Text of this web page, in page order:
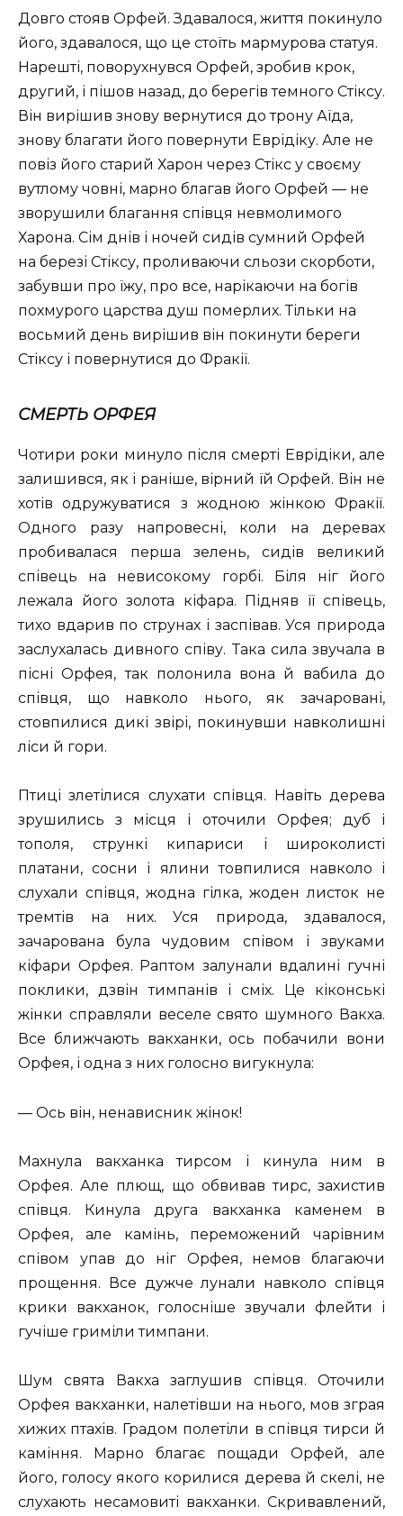
Довго стояв Орфей. Здавалося, життя покинуло
його, здавалося, що це стоїть мармурова статуя.
Нарешті, поворухнувся Орфей, зробив крок,
другий, і пішов назад, до берегів темного Стіксу.
Він вирішив знову вернутися до трону Аїда,
знову благати його повернути Еврідіку. Але не
повіз його старий Харон через Стікс у своєму
вутлому човні, марно благав його Орфей — не
зворушили благання співця невмолимого
Харона. Сім днів і ночей сидів сумний Орфей
на березі Стіксу, проливаючи сльози скорботи,
забувши про їжу, про все, нарікаючи на богів
похмурого царства душ померлих. Тільки на
восьмий день вирішив він покинути береги
Стіксу і повернутися до Фракії.
СМЕРТЬ ОРФЕЯ
Чотири роки минуло після смерті Еврідіки, але
залишився, як і раніше, вірний їй Орфей. Він не
хотів одружуватися з жодною жінкою Фракії.
Одного разу напровесні, коли на деревах
пробивалася перша зелень, сидів великий
співець на невисокому горбі. Біля ніг його
лежала його золота кіфара. Підняв її співець,
тихо вдарив по струнах і заспівав. Уся природа
заслухалась дивного співу. Така сила звучала в
пісні Орфея, так полонила вона й вабила до
співця, що навколо нього, як зачаровані,
стовпилися дикі звірі, покинувши навколишні
ліси й гори.
Птиці злетілися слухати співця. Навіть дерева
зрушились з місця і оточили Орфея; дуб і
тополя, стрункі кипариси і широколисті
платани, сосни і ялини товпилися навколо і
слухали співця, жодна гілка, жоден листок не
тремтів на них. Уся природа, здавалося,
зачарована була чудовим співом і звуками
кіфари Орфея. Раптом залунали вдалині гучні
поклики, дзвін тимпанів і сміх. Це кіконські
жінки справляли веселе свято шумного Вакха.
Все ближчають вакханки, ось побачили вони
Орфея, і одна з них голосно вигукнула:
— Ось він, ненависник жінок!
Махнула вакханка тирсом і кинула ним в
Орфея. Але плющ, що обвивав тирс, захистив
співця. Кинула друга вакханка каменем в
Орфея, але камінь, переможений чарівним
співом упав до ніг Орфея, немов благаючи
прощення. Все дужче лунали навколо співця
крики вакханок, голосніше звучали флейти і
гучіше гриміли тимпани.
Шум свята Вакха заглушив співця. Оточили
Орфея вакханки, налетівши на нього, мов зграя
хижих птахів. Градом полетіли в співця тирси й
каміння. Марно благає пощади Орфей, але
його, голосу якого корилися дерева й скелі, не
слухають несамовиті вакханки. Скривавлений,